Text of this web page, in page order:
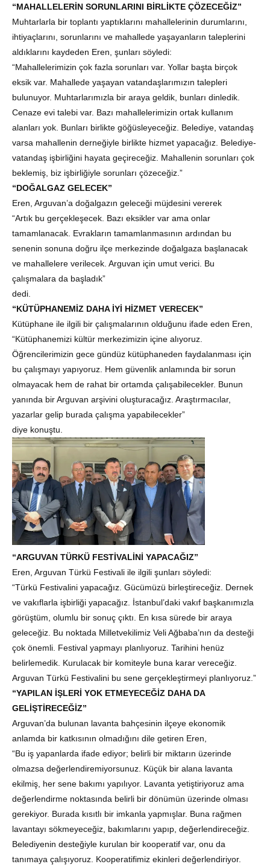
“MAHALLELERİN SORUNLARINI BİRLİKTE ÇÖZECEĞİZ”
Muhtarlarla bir toplantı yaptıklarını mahallelerinin durumlarını,
ihtiyaçlarını, sorunlarını ve mahallede yaşayanların taleplerini
aldıklarını kaydeden Eren, şunları söyledi:
“Mahallelerimizin çok fazla sorunları var. Yollar başta birçok
eksik var. Mahallede yaşayan vatandaşlarımızın talepleri
bulunuyor. Muhtarlarımızla bir araya geldik, bunları dinledik.
Cenaze evi talebi var. Bazı mahallelerimizin ortak kullanım
alanları yok. Bunları birlikte göğüsleyeceğiz. Belediye, vatandaş
varsa mahallenin derneğiyle birlikte hizmet yapacağız. Belediye-
vatandaş işbirliğini hayata geçireceğiz. Mahallenin sorunları çok
beklemiş, biz işbirliğiyle sorunları çözeceğiz.”
“DOĞALGAZ GELECEK”
Eren, Arguvan’a doğalgazın geleceği müjdesini vererek
“Artık bu gerçekleşecek. Bazı eksikler var ama onlar
tamamlanacak. Evrakların tamamlanmasının ardından bu
senenin sonuna doğru ilçe merkezinde doğalgaza başlanacak
ve mahallelere verilecek. Arguvan için umut verici. Bu
çalışmalara da başladık”
dedi.
“KÜTÜPHANEMİZ DAHA İYİ HİZMET VERECEK”
Kütüphane ile ilgili bir çalışmalarının olduğunu ifade eden Eren,
“Kütüphanemizi kültür merkezimizin içine alıyoruz.
Öğrencilerimizin gece gündüz kütüphaneden faydalanması için
bu çalışmayı yapıyoruz. Hem güvenlik anlamında bir sorun
olmayacak hem de rahat bir ortamda çalışabilecekler. Bunun
yanında bir Arguvan arşivini oluşturacağız. Araştırmacılar,
yazarlar gelip burada çalışma yapabilecekler”
diye konuştu.
“ARGUVAN TÜRKÜ FESTİVALİNİ YAPACAĞIZ”
Eren, Arguvan Türkü Festivali ile ilgili şunları söyledi:
“Türkü Festivalini yapacağız. Gücümüzü birleştireceğiz. Dernek
ve vakıflarla işbirliği yapacağız. İstanbul’daki vakıf başkanımızla
görüştüm, olumlu bir sonuç çıktı. En kısa sürede bir araya
geleceğiz. Bu noktada Milletvekilimiz Veli Ağbaba’nın da desteği
çok önemli. Festival yapmayı planlıyoruz. Tarihini henüz
belirlemedik. Kurulacak bir komiteyle buna karar vereceğiz.
Arguvan Türkü Festivalini bu sene gerçekleştirmeyi planlıyoruz.”
“YAPILAN İŞLERİ YOK ETMEYECEĞİZ DAHA DA
GELİŞTİRECEĞİZ”
Arguvan’da bulunan lavanta bahçesinin ilçeye ekonomik
anlamda bir katkısının olmadığını dile getiren Eren,
“Bu iş yapanlarda ifade ediyor; belirli bir miktarın üzerinde
olmazsa değerlendiremiyorsunuz. Küçük bir alana lavanta
ekilmiş, her sene bakımı yapılıyor. Lavanta yetiştiriyoruz ama
değerlendirme noktasında belirli bir dönümün üzerinde olması
gerekiyor. Burada kısıtlı bir imkanla yapmışlar. Buna rağmen
lavantayı sökmeyeceğiz, bakımlarını yapıp, değerlendireceğiz.
Belediyenin desteğiyle kurulan bir kooperatif var, onu da
tanımaya çalışıyoruz. Kooperatifimiz ekinleri değerlendiriyor.